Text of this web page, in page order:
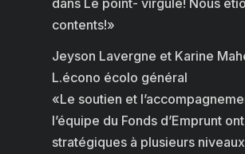
contents!»
Jeyson Lavergne et Karine
L.écono écolo général
«Le soutien et
l’équipe du Fonds d’Emprunt
stratégiques à plusieurs